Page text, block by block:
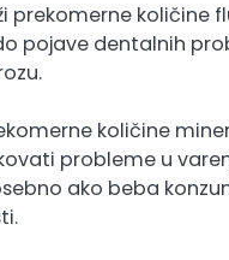
prekomerne količine
pojave dentalnih
količine
probleme u
ako beba